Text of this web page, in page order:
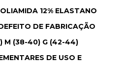
12% ELASTANO
DE FABRICAÇÃO
M (38-40) G (42-44)
DE USO E